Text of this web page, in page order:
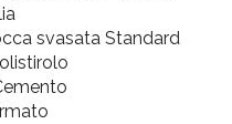
svasata Standard